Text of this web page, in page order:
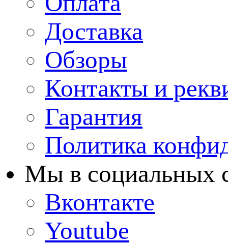
Доставка
Обзоры
Контакты и
Гарантия
Политика
Мы в cоциальных
Вконтакте
Youtube